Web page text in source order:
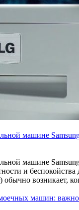
машине
машине
и беспокойства
возникает,
машин: